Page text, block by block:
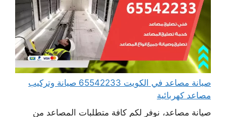
صيانة مصاعد في الكويت 65542233 صيانة وتركيب
مصاعد كهربائية
صيانة مصاعد، نوفر لكم كافة متطلبات المصاعد من